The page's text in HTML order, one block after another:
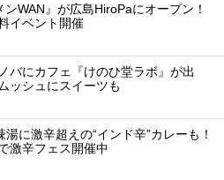
WAN』が広島HiroPaにオープン！
イベント開催
バにカフェ『けのひ堂ラボ』が出
ッシュにスイーツも
に激辛超えの“インド辛”カレーも！
激辛フェス開催中